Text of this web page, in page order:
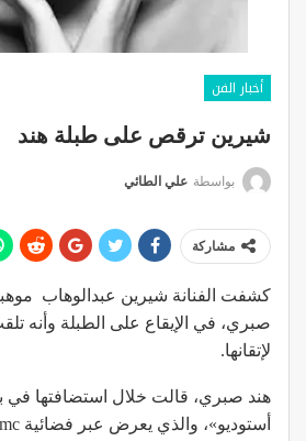
أخبار الفن
شيرين ترقص على طبلة هند
بواسطة علي الطائي
مشاركة
كشفت الفنانة شيرين عبدالوهاب موهبة
صبري، في الإيقاع على الطبلة وأنه
لإتقانها.
هند صبري، قالت خلال استضافتها في